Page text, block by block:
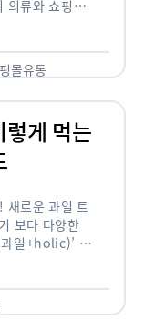
의류와 쇼핑몰
몰유통
게 먹는
새로운 과일 트
보다 다양한
과일+holic)’ 트